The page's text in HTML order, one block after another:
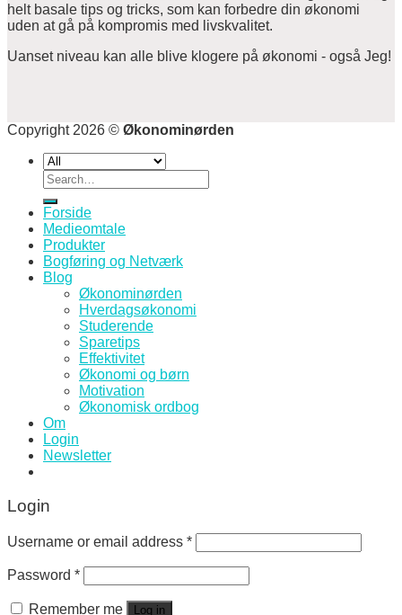
helt basale tips og tricks, som kan forbedre din økonomi
uden at gå på kompromis med livskvalitet.
Uanset niveau kan alle blive klogere på økonomi - også Jeg!
Copyright 2026 © Økonominørden
Search
for:
Forside
Medieomtale
Produkter
Bogføring og Netværk
Blog
Økonominørden
Hverdagsøkonomi
Studerende
Sparetips
Effektivitet
Økonomi og børn
Motivation
Økonomisk ordbog
Om
Login
Newsletter
Login
Username or email address *
Password *
Remember me Log in